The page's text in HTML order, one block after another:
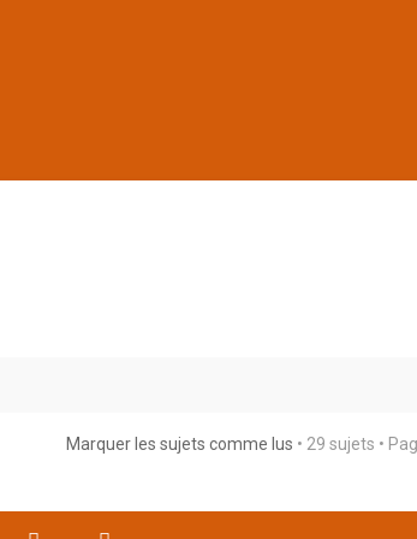
Marquer les sujets comme lus • 29 sujets •